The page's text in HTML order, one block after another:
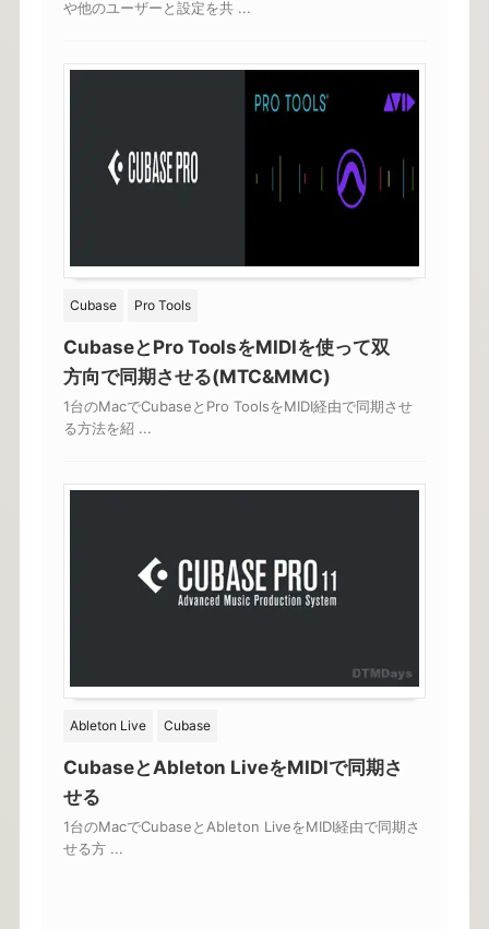
や他のユーザーと設定を共 ...
Cubase Pro Tools
CubaseとPro ToolsをMIDIを使って双
方向で同期させる(MTC&MMC)
1台のMacでCubaseとPro ToolsをMIDI経由で同期させ
る方法を紹 ...
Ableton Live Cubase
CubaseとAbleton LiveをMIDIで同期さ
せる
1台のMacでCubaseとAbleton LiveをMIDI経由で同期さ
せる方 ...